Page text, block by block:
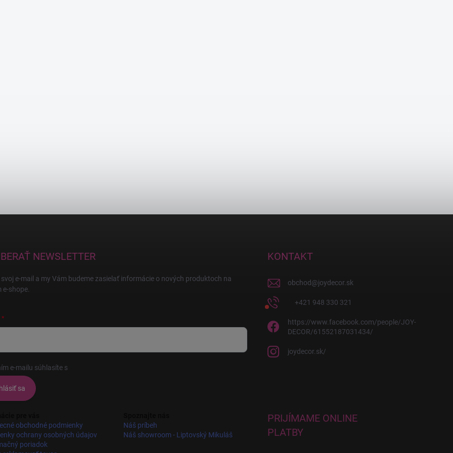
NEWSLETTER
e-mail a my Vám budeme zasielať informácie o nových produktoch na
shope.
e-mailu súhlasíte s
sa
KONTAKT
obchod@joydecor.sk
+421 948 330 321
https://www.facebook.com/people/JOY-
DECOR/61552187031434/
joydecor.sk/
obchodné podmienky
ochrany osobných údajov
poriadok
Náš príbeh
Náš showroom - Liptovský Mikuláš
PRIJÍMAME ONLINE
PLATBY